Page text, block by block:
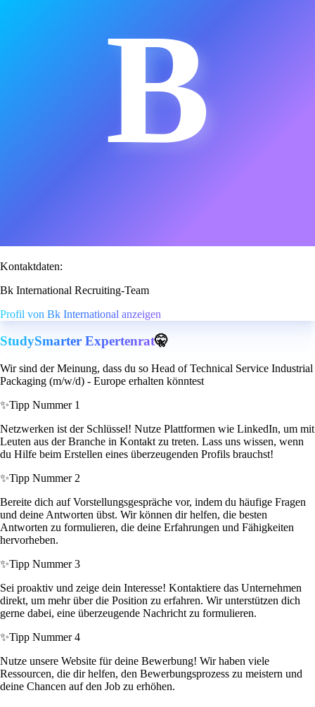
B
Kontaktdaten:
Bk International Recruiting-Team
Profil von Bk International anzeigen
StudySmarter Expertenrat🤫
Wir sind der Meinung, dass du so Head of Technical Service Industrial
Packaging (m/w/d) - Europe erhalten könntest
✨Tipp Nummer 1
Netzwerken ist der Schlüssel! Nutze Plattformen wie LinkedIn, um mit
Leuten aus der Branche in Kontakt zu treten. Lass uns wissen, wenn
du Hilfe beim Erstellen eines überzeugenden Profils brauchst!
✨Tipp Nummer 2
Bereite dich auf Vorstellungsgespräche vor, indem du häufige Fragen
und deine Antworten übst. Wir können dir helfen, die besten
Antworten zu formulieren, die deine Erfahrungen und Fähigkeiten
hervorheben.
✨Tipp Nummer 3
Sei proaktiv und zeige dein Interesse! Kontaktiere das Unternehmen
direkt, um mehr über die Position zu erfahren. Wir unterstützen dich
gerne dabei, eine überzeugende Nachricht zu formulieren.
✨Tipp Nummer 4
Nutze unsere Website für deine Bewerbung! Wir haben viele
Ressourcen, die dir helfen, den Bewerbungsprozess zu meistern und
deine Chancen auf den Job zu erhöhen.